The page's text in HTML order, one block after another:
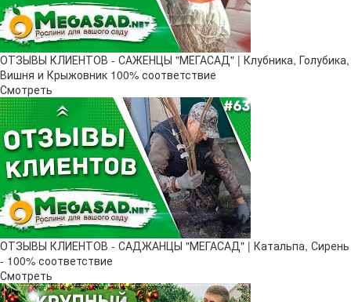
ОТЗЫВЫ КЛИЕНТОВ - САЖЕНЦЫ "МЕГАСАД" | Клубника, Голубика,
Вишня и Крыжовник 100% соответствие
Смотреть
ОТЗЫВЫ КЛИЕНТОВ - САДЖАНЦЫ "МЕГАСАД" | Катальпа, Сирень
- 100% соответствие
Смотреть